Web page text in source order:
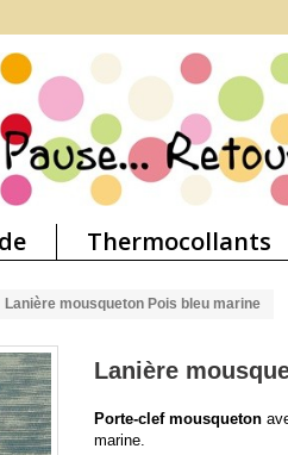
Thermocollants
Lanière mousqueton Pois bleu marine
Lanière
Porte-clef mousqueton
marine.